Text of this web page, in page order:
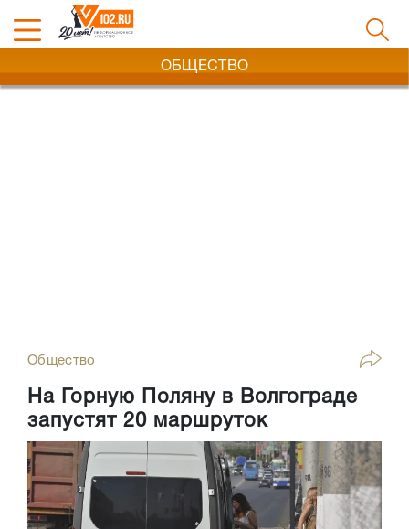
ОБЩЕСТВО
Общество
На Горную Поляну в Волгограде
запустят 20 маршруток